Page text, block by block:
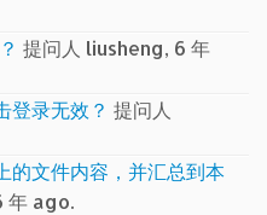
提问人 liusheng, 6 年
登录无效？ 提问人
的文件内容，并汇总到本
年 ago.